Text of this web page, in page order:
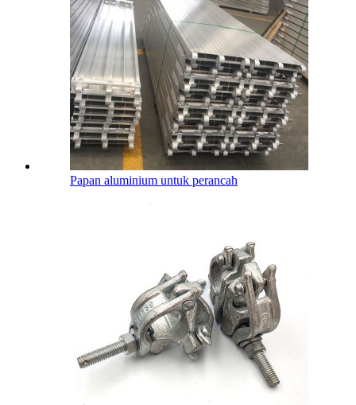
Papan aluminium untuk perancah